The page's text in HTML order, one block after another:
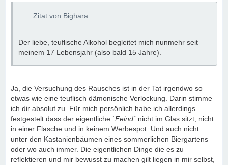
Zitat von Bighara
Der liebe, teuflische Alkohol begleitet mich nunmehr seit
meinem 17 Lebensjahr (also bald 15 Jahre).
Ja, die Versuchung des Rausches ist in der Tat irgendwo so
etwas wie eine teuflisch dämonische Verlockung. Darin stimme
ich dir absolut zu. Für mich persönlich habe ich allerdings
festgestelt dass der eigentliche `Feind´ nicht im Glas sitzt, nicht
in einer Flasche und in keinem Werbespot. Und auch nicht
unter den Kastanienbäumen eines sommerlichen Biergartens
oder wo auch immer. Die eigentlichen Dinge die es zu
reflektieren und mir bewusst zu machen gilt liegen in mir selbst,